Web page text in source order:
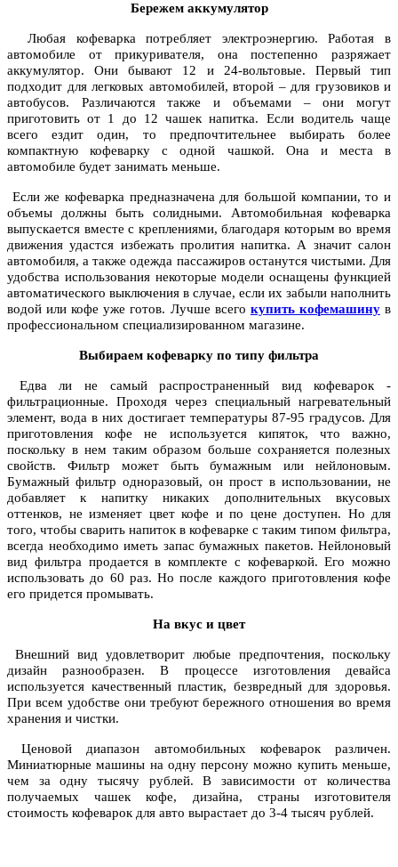
Бережем аккумулятор
Любая кофеварка потребляет электроэнергию. Работая в
автомобиле от прикуривателя, она постепенно разряжает
аккумулятор. Они бывают 12 и 24-вольтовые. Первый тип
подходит для легковых автомобилей, второй – для грузовиков и
автобусов. Различаются также и объемами – они могут
приготовить от 1 до 12 чашек напитка. Если водитель чаще
всего ездит один, то предпочтительнее выбирать более
компактную кофеварку с одной чашкой. Она и места в
автомобиле будет занимать меньше.
Если же кофеварка предназначена для большой компании, то и
объемы должны быть солидными. Автомобильная кофеварка
выпускается вместе с креплениями, благодаря которым во время
движения удастся избежать пролития напитка. А значит салон
автомобиля, а также одежда пассажиров останутся чистыми. Для
удобства использования некоторые модели оснащены функцией
автоматического выключения в случае, если их забыли наполнить
водой или кофе уже готов. Лучше всего купить кофемашинув
профессиональном специализированном магазине.
Выбираем кофеварку по типу фильтра
Едва ли не самый распространенный вид кофеварок -
фильтрационные. Проходя через специальный нагревательный
элемент, вода в них достигает температуры 87-95 градусов. Для
приготовления кофе не используется кипяток, что важно,
поскольку в нем таким образом больше сохраняется полезных
свойств. Фильтр может быть бумажным или нейлоновым.
Бумажный фильтр одноразовый, он прост в использовании, не
добавляет к напитку никаких дополнительных вкусовых
оттенков, не изменяет цвет кофе и по цене доступен. Но для
того, чтобы сварить напиток в кофеварке с таким типом фильтра,
всегда необходимо иметь запас бумажных пакетов. Нейлоновый
вид фильтра продается в комплекте с кофеваркой. Его можно
использовать до 60 раз. Но после каждого приготовления кофе
его придется промывать.
На вкус и цвет
Внешний вид удовлетворит любые предпочтения, поскольку
дизайн разнообразен. В процессе изготовления девайса
используется качественный пластик, безвредный для здоровья.
При всем удобстве они требуют бережного отношения во время
хранения и чистки.
Ценовой диапазон автомобильных кофеварок различен.
Миниатюрные машины на одну персону можно купить меньше,
чем за одну тысячу рублей. В зависимости от количества
получаемых чашек кофе, дизайна, страны изготовителя
стоимость кофеварок для авто вырастает до 3-4 тысяч рублей.